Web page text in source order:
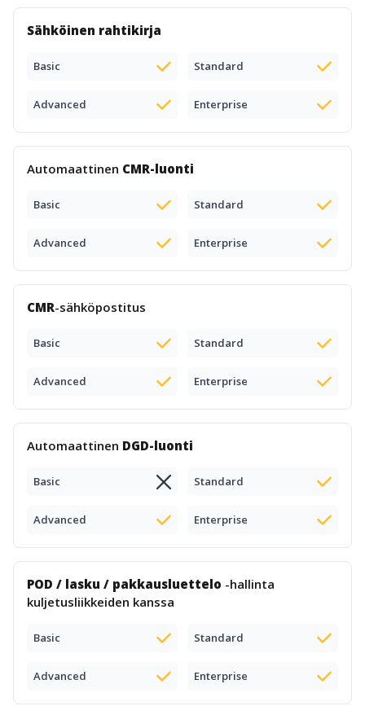
Sähköinen rahtikirja
Basic Standard
Advanced Enterprise
Automaattinen CMR-luonti
Basic Standard
Advanced Enterprise
CMR-sähköpostitus
Basic Standard
Advanced Enterprise
Automaattinen DGD-luonti
Basic Standard
Advanced Enterprise
POD / lasku / pakkausluettelo -hallinta
kuljetusliikkeiden kanssa
Basic Standard
Advanced Enterprise